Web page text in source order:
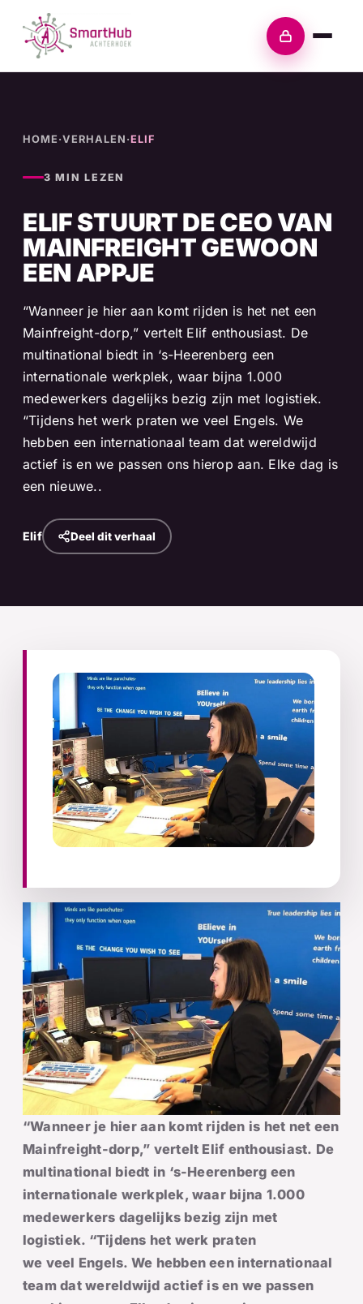
content
Inloggen
HOME ·VERHALEN ·ELIF
3 MIN LEZEN
ELIF STUURT DE CEO VAN
MAINFREIGHT GEWOON
EEN APPJE
“Wanneer je hier aan komt rijden is het net een
Mainfreight-dorp,” vertelt Elif enthousiast. De
multinational biedt in ‘s-Heerenberg een
internationale werkplek, waar bijna 1.000
medewerkers dagelijks bezig zijn met logistiek.
“Tijdens het werk praten we veel Engels. We
hebben een internationaal team dat wereldwijd
actief is en we passen ons hierop aan. Elke dag is
een nieuwe..
Elif Deel dit verhaal
“Wanneer je hier aan komt rijden is het net een
Mainfreight-dorp,” vertelt Elif enthousiast. De
multinational biedt in ‘s-Heerenberg een
internationale werkplek, waar bijna 1.000
medewerkers dagelijks bezig zijn met
logistiek. “Tijdens het werk praten
we veel Engels. We hebben een internationaal
team dat wereldwijd actief is en we passen